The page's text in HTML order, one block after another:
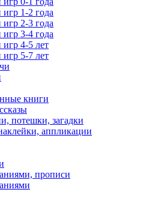
1-2 года
2-3 года
3-4 года
4-5 лет
5-7 лет
книги
потешки, загадки
аппликации
прописи